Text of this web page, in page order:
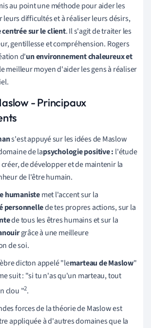
au point une méthode pour aider les
leurs difficultés et à réaliser leurs désirs,
sur le client. Il s'agit de traiter les
gentillesse et compréhension. Rogers
d'un environnement chaleureux et
meilleur moyen d'aider les gens à réaliser
- Principaux
s'est appuyé sur les idées de Maslow
de lapsychologie positive : l'étude
de développer et de maintenir la
de l'être humain.
humanistemet l'accent sur la
personnellede tes propres actions, sur la
de tous les êtres humains et sur la
grâce à une meilleure
de soi.
dicton appelé "lemarteau de Maslow"
suit : "si tu n'as qu'un marteau, tout
clou "2.
forces de la théorie de Maslow est
appliquée à d'autres domaines que la